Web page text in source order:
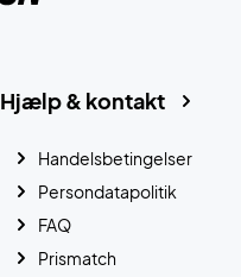
Hjælp & kontakt
Handelsbetingelser
Persondatapolitik
FAQ
Prismatch